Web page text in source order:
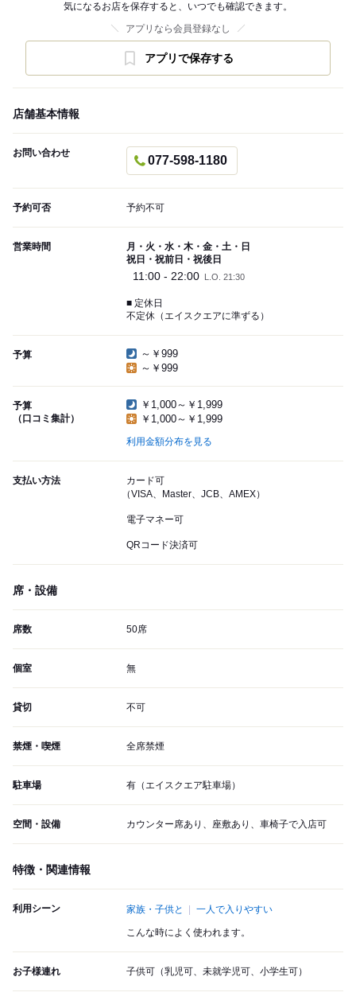
気になるお店を保存すると、いつでも確認できます。
アプリなら会員登録なし
アプリで保存する
店舗基本情報
お問い合わせ
077-598-1180
予約可否 予約不可
営業時間
月・火・水・木・金・土・日
祝日・祝前日・祝後日
11:00 - 22:00 L.O. 21:30
■ 定休日
不定休（エイスクエアに準ずる）
予算
～￥999
～￥999
予算
（口コミ集計）
￥1,000～￥1,999
￥1,000～￥1,999
利用金額分布を見る
支払い方法
カード可
（VISA、Master、JCB、AMEX）
電子マネー可
QRコード決済可
席・設備
席数 50席
個室 無
貸切 不可
禁煙・喫煙 全席禁煙
駐車場 有（エイスクエア駐車場）
空間・設備 カウンター席あり、座敷あり、車椅子で入店可
特徴・関連情報
利用シーン 家族・子供と 一人で入りやすい
こんな時によく使われます。
お子様連れ 子供可（乳児可、未就学児可、小学生可）